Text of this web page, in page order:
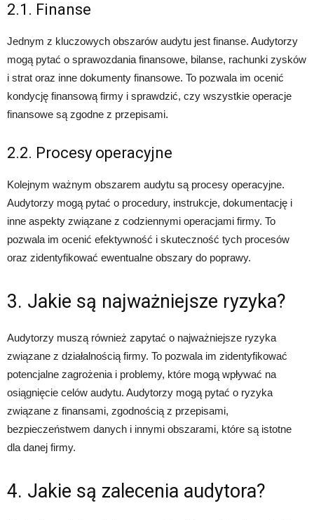
2.1. Finanse
Jednym z kluczowych obszarów audytu jest finanse. Audytorzy
mogą pytać o sprawozdania finansowe, bilanse, rachunki zysków
i strat oraz inne dokumenty finansowe. To pozwala im ocenić
kondycję finansową firmy i sprawdzić, czy wszystkie operacje
finansowe są zgodne z przepisami.
2.2. Procesy operacyjne
Kolejnym ważnym obszarem audytu są procesy operacyjne.
Audytorzy mogą pytać o procedury, instrukcje, dokumentację i
inne aspekty związane z codziennymi operacjami firmy. To
pozwala im ocenić efektywność i skuteczność tych procesów
oraz zidentyfikować ewentualne obszary do poprawy.
3. Jakie są najważniejsze ryzyka?
Audytorzy muszą również zapytać o najważniejsze ryzyka
związane z działalnością firmy. To pozwala im zidentyfikować
potencjalne zagrożenia i problemy, które mogą wpływać na
osiągnięcie celów audytu. Audytorzy mogą pytać o ryzyka
związane z finansami, zgodnością z przepisami,
bezpieczeństwem danych i innymi obszarami, które są istotne
dla danej firmy.
4. Jakie są zalecenia audytora?